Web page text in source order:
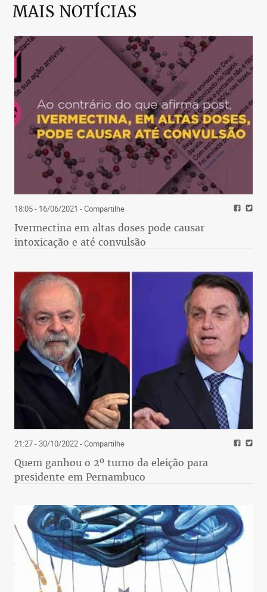
MAIS NOTÍCIAS
18:05 - 16/06/2021 - Compartilhe
Ivermectina em altas doses pode causar
intoxicação e até convulsão
21:27 - 30/10/2022- Compartilhe
Quem ganhou o 2º turno da eleição para
presidente em Pernambuco